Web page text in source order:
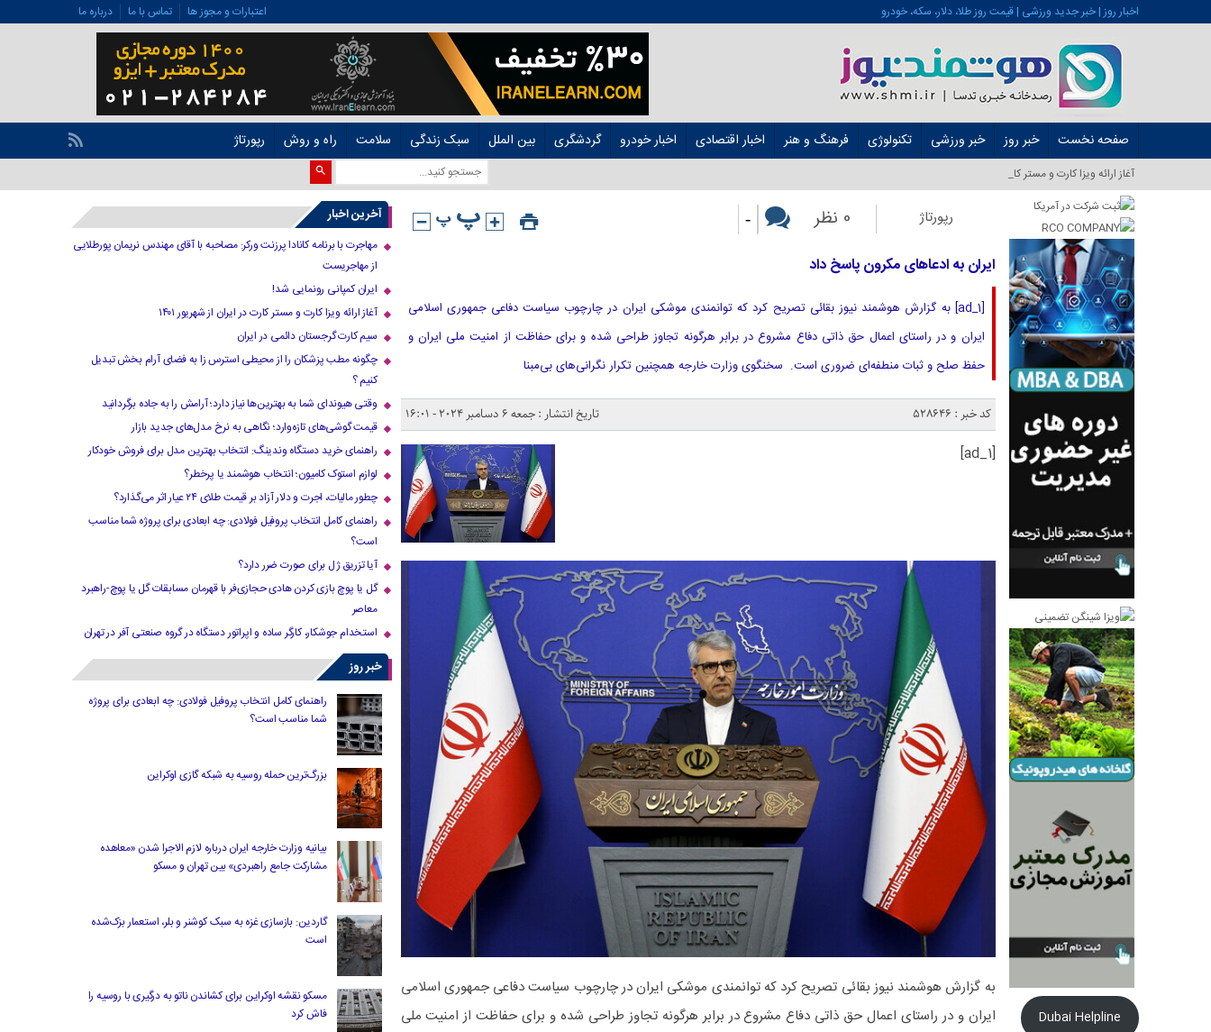
اخبار روز | خبر جدید ورزشی | قیمت روز طلا، دلار، سکه، خودرو اعتبارات و مجوز ها تماس با ما درباره ما
صفحه نخست خبر روز خبر ورزشی تکنولوژی فرهنگ و هنر اخبار اقتصادی اخبار خودرو گردشگری بین الملل سبک زندگی سلامت راه و روش رپورتاژ
آغاز ارائه ویزا کارت و مستر کارت در ایران _
رپورتاژ 0 نظر -
ایران به ادعاهای مکرون پاسخ داد
[ad_1] به گزارش هوشمند نیوز بقائی تصریح کرد که توانمندی موشکی ایران در چارچوب سیاست دفاعی جمهوری اسلامی
ایران و در راستای اعمال حق ذاتی دفاع مشروع در برابر هرگونه تجاوز طراحی شده و برای حفاظت از امنیت ملی ایران و
حفظ صلح و ثبات منطفه‌ای ضروری است. سخنگوی وزارت خارجه همچنین تکرار نگرانی‌های بی‌مبنا
کد خبر : 528646 تاریخ انتشار : جمعه 6 دسامبر 2024 - 16:01
[ad_1]
به گزارش هوشمند نیوز بقائی تصریح کرد که توانمندی موشکی ایران در چارچوب سیاست دفاعی جمهوری اسلامی
ایران و در راستای اعمال حق ذاتی دفاع مشروع در برابر هرگونه تجاوز طراحی شده و برای حفاظت از امنیت ملی
Dubai Helpline
آخرین اخبار
مهاجرت با برنامه کانادا پرزنت ورکر: مصاحبه با آقای مهندس نریمان پورطلایی
از مهاجریست
ایران کمپانی رونمایی شد!
آغاز ارائه ویزا کارت و مستر کارت در ایران از شهریور ۱۴۰۱
سیم کارت گرجستان دائمی در ایران
چگونه مطب پزشکان را از محیطی استرس زا به فضای آرام بخش تبدیل
کنیم ؟
وقتی هیوندای شما به بهترین‌ها نیاز دارد؛ آرامش را به جاده برگردانید
قیمت گوشی‌های تازه‌وارد؛ نگاهی به نرخ مدل‌های جدید بازار
راهنمای خرید دستگاه وندینگ: انتخاب بهترین مدل برای فروش خودکار
لوازم استوک کامیون؛ انتخاب هوشمند یا پرخطر؟
چطور مالیات، اجرت و دلار آزاد بر قیمت طلای ۲۴ عیار اثر می‌گذارد؟
راهنمای کامل انتخاب پروفیل فولادی: چه ابعادی برای پروژه شما مناسب
است؟
آیا تزریق ژل برای صورت ضرر دارد​؟
گل یا پوچ بازی کردن هادی حجازی‌فر با قهرمان مسابقات گل یا پوچ-راهبرد
معاصر
استخدام جوشکار، کارگر ساده و اپراتور دستگاه در گروه صنعتی آفر در تهران
خبر روز
راهنمای کامل انتخاب پروفیل فولادی: چه ابعادی برای پروژه
شما مناسب است؟
بزرگ‌ترین حمله روسیه به شبکه گازی اوکراین
بیانیه وزارت خارجه ایران درباره لازم‌ الاجرا شدن «معاهده
مشارکت جامع راهبردی» بین تهران و مسکو
گاردین: بازسازی غزه به سبک کوشنر و بلر، استعمار بزک‌شده
است
مسکو نقشه اوکراین برای کشاندن ناتو به درگیری با روسیه را
فاش کرد